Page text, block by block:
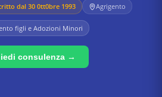
dal 30 0tt0bre 1993 Agrigento
figli e Adozioni Minori
consulenza →